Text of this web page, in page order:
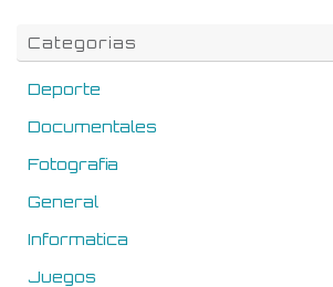
Categorias
Deporte
Documentales
Fotografia
General
Informatica
Juegos